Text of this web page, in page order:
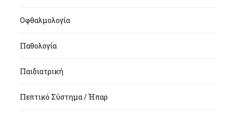
Οφθαλμολογία
Παθολογία
Παιδιατρική
Πεπτικό Σύστημα / Ήπαρ